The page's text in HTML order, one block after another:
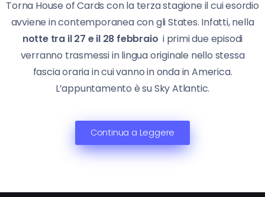
Torna House of Cards con la terza stagione il cui esordio
avviene in contemporanea con gli States. Infatti, nella
notte tra il 27 e il 28 febbraio i primi due episodi
verranno trasmessi in lingua originale nello stessa
fascia oraria in cui vanno in onda in America.
L’appuntamento è su Sky Atlantic.
Continua a Leggere